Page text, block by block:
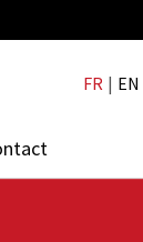
FR | EN